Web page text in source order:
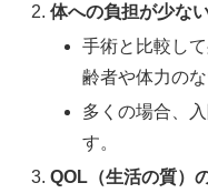
体への負担が少な
手術と比較し
齢者や体力の
多くの場合、
す。
QOL（生活の質）